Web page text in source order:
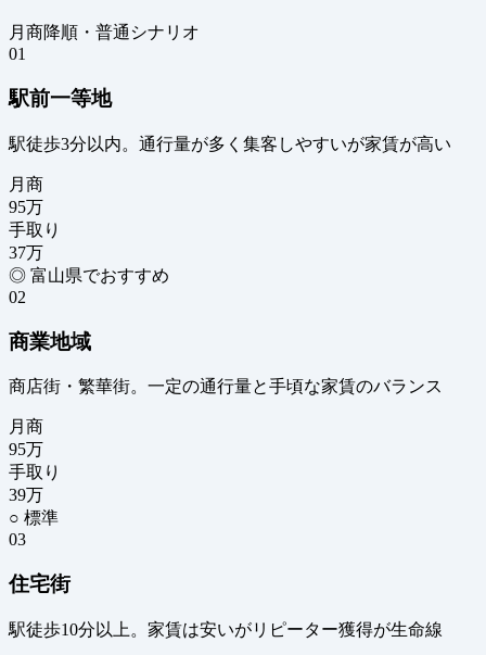
月商降順・普通シナリオ
01
駅前一等地
駅徒歩3分以内。通行量が多く集客しやすいが家賃が高い
月商
95万
手取り
37万
◎ 富山県でおすすめ
02
商業地域
商店街・繁華街。一定の通行量と手頃な家賃のバランス
月商
95万
手取り
39万
○ 標準
03
住宅街
駅徒歩10分以上。家賃は安いがリピーター獲得が生命線